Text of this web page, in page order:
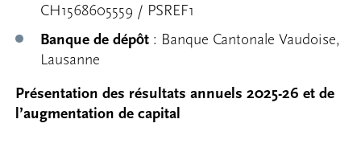
CH1568605559 / PSREF1
Banque de dépôt : Banque Cantonale Vaudoise,
Lausanne
Présentation des résultats annuels 2025-26 et de
l’augmentation de capital